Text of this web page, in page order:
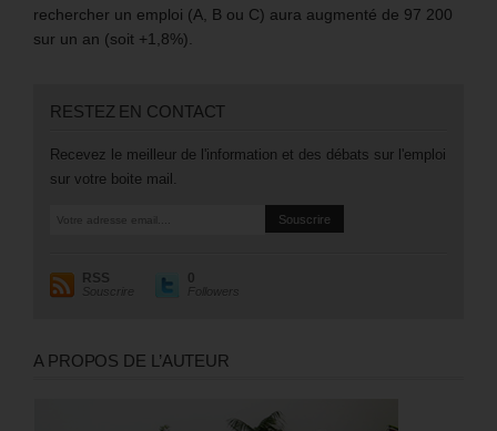
rechercher un emploi (A, B ou C) aura augmenté de 97 200
sur un an (soit +1,8%).
RESTEZ EN CONTACT
Recevez le meilleur de l'information et des débats sur l'emploi
sur votre boite mail.
RSS
Souscrire
0
Followers
A PROPOS DE L’AUTEUR